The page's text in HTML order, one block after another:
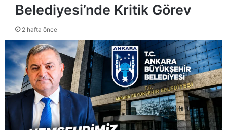
Belediyesi’nde Kritik Görev
2 hafta önce